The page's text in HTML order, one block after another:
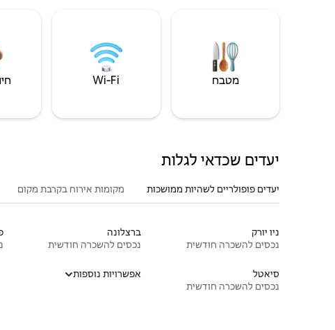
מטבח Wi‑Fi
יעדים שכדאי לגלות
יעדים פופולריים לשהיות ממושכות מקומות אירוח בקרבת מקום
ניו יורק
נכסים להשכרה חודשית
ברצלונה
נכסים להשכרה חודשית
סיאטל
נכסים להשכרה חודשית
אפשרויות נוספות